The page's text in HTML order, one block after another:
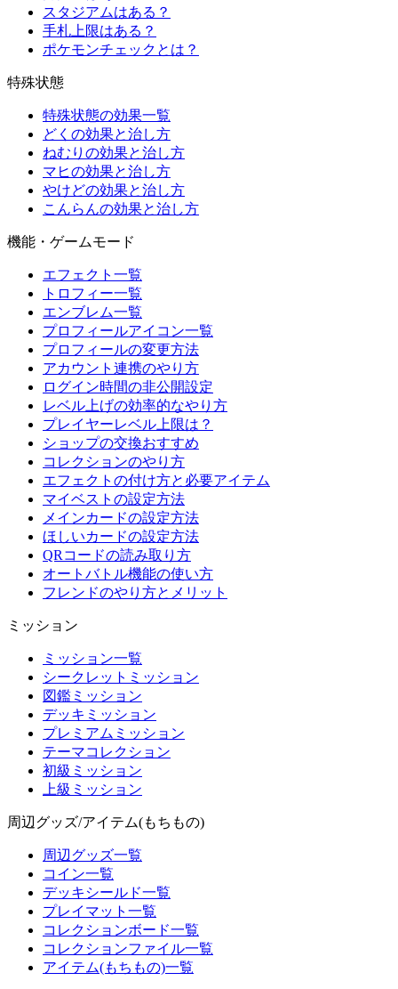
スタジアムはある？
手札上限はある？
ポケモンチェックとは？
特殊状態
特殊状態の効果一覧
どくの効果と治し方
ねむりの効果と治し方
マヒの効果と治し方
やけどの効果と治し方
こんらんの効果と治し方
機能・ゲームモード
エフェクト一覧
トロフィー一覧
エンブレム一覧
プロフィールアイコン一覧
プロフィールの変更方法
アカウント連携のやり方
ログイン時間の非公開設定
レベル上げの効率的なやり方
プレイヤーレベル上限は？
ショップの交換おすすめ
コレクションのやり方
エフェクトの付け方と必要アイテム
マイベストの設定方法
メインカードの設定方法
ほしいカードの設定方法
QRコードの読み取り方
オートバトル機能の使い方
フレンドのやり方とメリット
ミッション
ミッション一覧
シークレットミッション
図鑑ミッション
デッキミッション
プレミアムミッション
テーマコレクション
初級ミッション
上級ミッション
周辺グッズ/アイテム(もちもの)
周辺グッズ一覧
コイン一覧
デッキシールド一覧
プレイマット一覧
コレクションボード一覧
コレクションファイル一覧
アイテム(もちもの)一覧